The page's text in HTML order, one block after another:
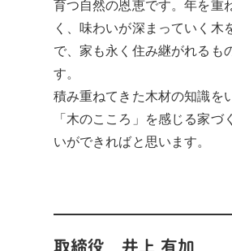
育つ自然の恩恵です。年を重
く、味わいが深まっていく木
で、家も永く住み継がれるも
す。
積み重ねてきた木材の知識を
「木のこころ」を感じる家づ
いができればと思います。
取締役井上 有加